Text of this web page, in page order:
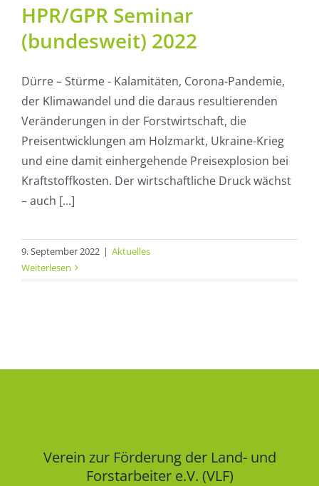
HPR/GPR Seminar
(bundesweit) 2022
Dürre – Stürme - Kalamitäten, Corona-Pandemie,
der Klimawandel und die daraus resultierenden
Veränderungen in der Forstwirtschaft, die
Preisentwicklungen am Holzmarkt, Ukraine-Krieg
und eine damit einhergehende Preisexplosion bei
Kraftstoffkosten. Der wirtschaftliche Druck wächst
– auch [...]
9. September 2022 | Aktuelles
Weiterlesen
Verein zur Förderung der Land- und
Forstarbeiter e.V. (VLF)